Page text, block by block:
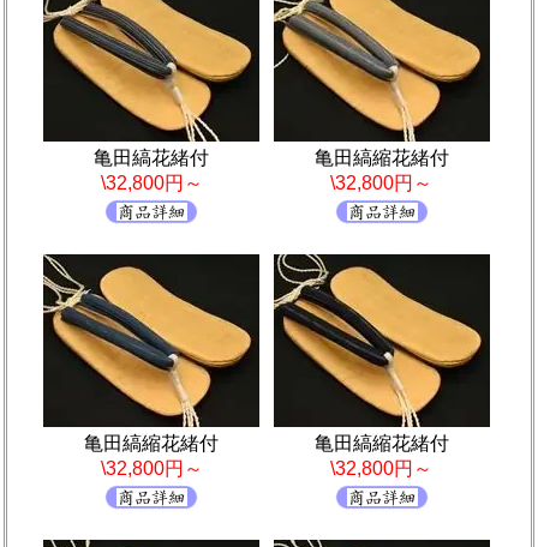
亀田縞花緒付
\32,800円～
亀田縞縮花緒付
\32,800円～
亀田縞縮花緒付
\32,800円～
亀田縞縮花緒付
\32,800円～